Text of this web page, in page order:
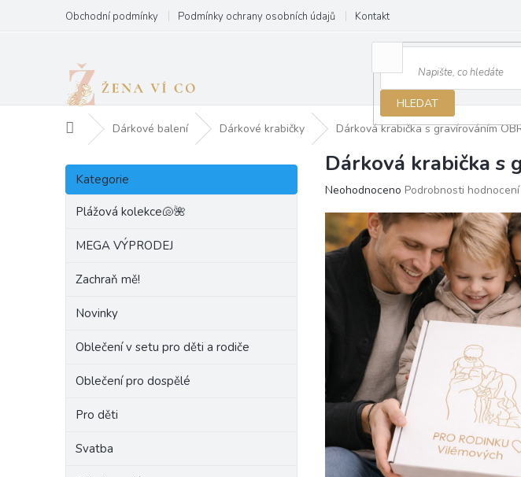
obsah
Obchodní podmínky Podmínky ochrany osobních údajů Kontakt
HLEDAT
Domů Dárkové balení Dárkové krabičky Dárková krabička s gravírováním
P
s
Přeskočit
kategorie
Kategorie
Plážová kolekce🐚🌺
MEGA VÝPRODEJ
Zachraň mě!
Novinky
Oblečení v setu pro děti a rodiče
Oblečení pro dospělé
Pro děti
Svatba
Dárková krabička s
Průměrné
produktu
je
0,0
5
hvězdiček.
Neohodnoceno Podrobnosti hodnocení